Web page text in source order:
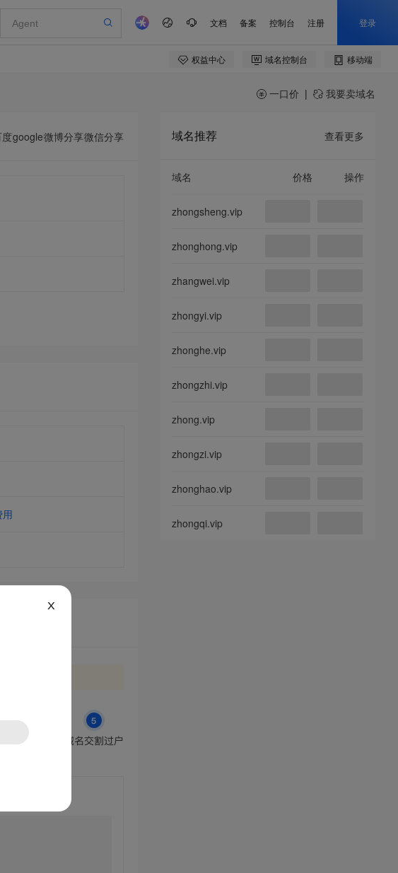
一口价 | 我要卖域名
google微博分享微信分享
用
域名推荐 查看更多
域名 价格 操作
zhongsheng.vip
zhonghong.vip
zhangwei.vip
zhongyi.vip
zhonghe.vip
zhongzhi.vip
zhong.vip
zhongzi.vip
zhonghao.vip
zhongqi.vip
X